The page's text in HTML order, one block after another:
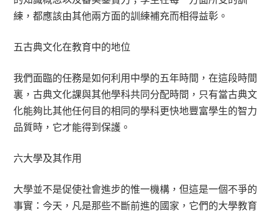
練，都應該由其他兩方面的訓練補充而相得益彰。
五古典文化在教育中的地位
我們面臨的任務是如何利用中學的五年時間，在這段時間
裏，古典文化課與其他學科共同分配時間，只有當古典文
化能夠比其他任何目的相同的學科更快地豐富學生的智力
品質時，它才能得到保護。
六大學及其作用
大學並不是促使社會進步的惟一機構，但這是一個不爭的
事實：今天，凡是那些不斷前進的國家，它們的大學教育